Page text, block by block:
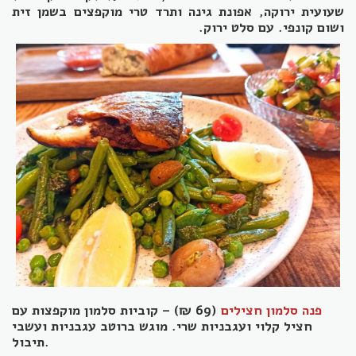
שעועית ירוקה, אפונת גינה ותרד טרי מוקפצים בשמן זית
ושום קונפי. עם סלט ירוק.
פנה סלמון חצילים
(69 ₪) – קוביות סלמון מוקפצות עם
חציל קלוי ועגבניות שרי. מוגש ברוטב עגבניות ועשבי
תיבול.